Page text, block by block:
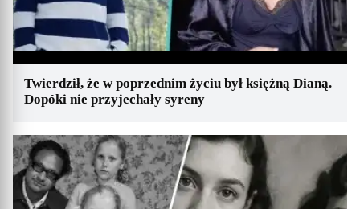
Twierdził, że w poprzednim życiu był księżną Dianą.
Dopóki nie przyjechały syreny